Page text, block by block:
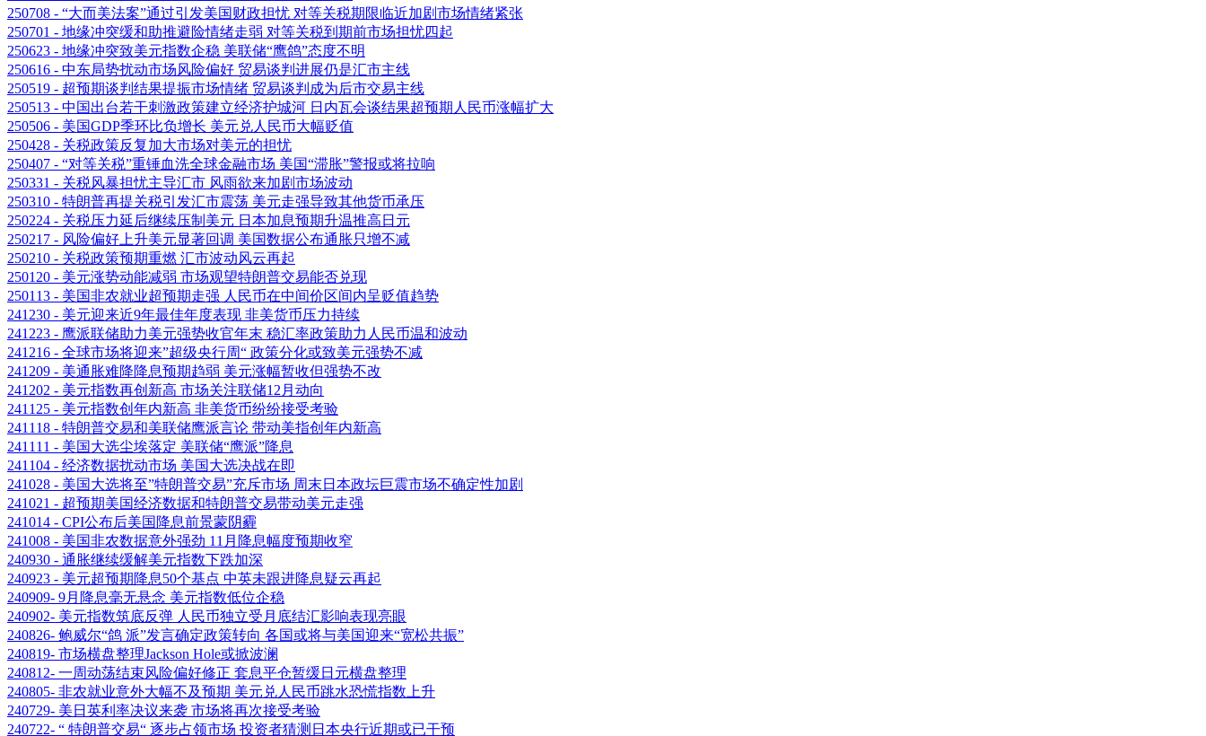
250708 - “大而美法案”通过引发美国财政担忧 对等关税期限临近加剧市场情绪紧张
250701 - 地缘冲突缓和助推避险情绪走弱 对等关税到期前市场担忧四起
250623 - 地缘冲突致美元指数企稳 美联储“鹰鸽”态度不明
250616 - 中东局势扰动市场风险偏好 贸易谈判进展仍是汇市主线
250519 - 超预期谈判结果提振市场情绪 贸易谈判成为后市交易主线
250513 - 中国出台若干刺激政策建立经济护城河 日内瓦会谈结果超预期人民币涨幅扩大
250506 - 美国GDP季环比负增长 美元兑人民币大幅贬值
250428 - 关税政策反复加大市场对美元的担忧
250407 - “对等关税”重锤血洗全球金融市场 美国“滞胀”警报或将拉响
250331 - 关税风暴担忧主导汇市 风雨欲来加剧市场波动
250310 - 特朗普再提关税引发汇市震荡 美元走强导致其他货币承压
250224 - 关税压力延后继续压制美元 日本加息预期升温推高日元
250217 - 风险偏好上升美元显著回调 美国数据公布通胀只增不减
250210 - 关税政策预期重燃 汇市波动风云再起
250120 - 美元涨势动能减弱 市场观望特朗普交易能否兑现
250113 - 美国非农就业超预期走强 人民币在中间价区间内呈贬值趋势
241230 - 美元迎来近9年最佳年度表现 非美货币压力持续
241223 - 鹰派联储助力美元强势收官年末 稳汇率政策助力人民币温和波动
241216 - 全球市场将迎来”超级央行周“ 政策分化或致美元强势不减
241209 - 美通胀难降降息预期趋弱 美元涨幅暂收但强势不改
241202 - 美元指数再创新高 市场关注联储12月动向
241125 - 美元指数创年内新高 非美货币纷纷接受考验
241118 - 特朗普交易和美联储鹰派言论 带动美指创年内新高
241111 - 美国大选尘埃落定 美联储“鹰派”降息
241104 - 经济数据扰动市场 美国大选决战在即
241028 - 美国大选将至”特朗普交易”充斥市场 周末日本政坛巨震市场不确定性加剧
241021 - 超预期美国经济数据和特朗普交易带动美元走强
241014 - CPI公布后美国降息前景蒙阴霾
241008 - 美国非农数据意外强劲 11月降息幅度预期收窄
240930 - 通胀继续缓解美元指数下跌加深
240923 - 美元超预期降息50个基点 中英未跟进降息疑云再起
240909- 9月降息毫无悬念 美元指数低位企稳
240902- 美元指数筑底反弹 人民币独立受月底结汇影响表现亮眼
240826- 鲍威尔“鸽 派”发言确定政策转向 各国或将与美国迎来“宽松共振”
240819- 市场横盘整理Jackson Hole或掀波澜
240812- 一周动荡结束风险偏好修正 套息平仓暂缓日元横盘整理
240805- 非农就业意外大幅不及预期 美元兑人民币跳水恐慌指数上升
240729- 美日英利率决议来袭 市场将再次接受考验
240722- “ 特朗普交易“ 逐步占领市场 投资者猜测日本央行近期或已干预